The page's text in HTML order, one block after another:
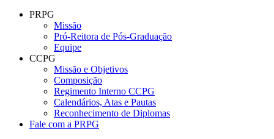
PRPG
Missão
Pró-Reitora de Pós-Graduação
Equipe
CCPG
Missão e Objetivos
Composição
Regimento Interno CCPG
Calendários, Atas e Pautas
Reconhecimento de Diplomas
Fale com a PRPG